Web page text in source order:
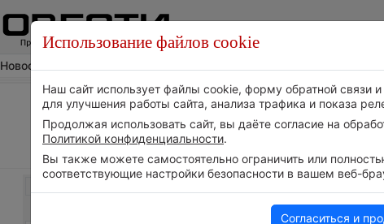
Новости погоды
Погода в Бодруме сегодня
Использование файлов cookie
Наш сайт использует файлы cookie, форму обратной связи
для улучшения работы сайта, анализа трафика и показа
Продолжая использовать сайт, вы даёте согласие на
Политикой конфиденциальности.
Вы также можете самостоятельно ограничить или
соответствующие настройки безопасности в вашем веб-
Согласиться и